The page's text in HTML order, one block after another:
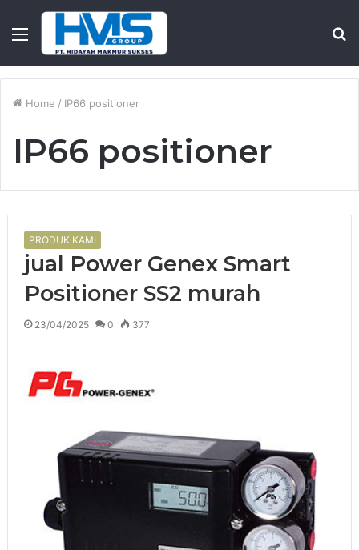
Menu
Home / IP66 positioner
IP66 positioner
PRODUK KAMI
jual Power Genex Smart
Positioner SS2 murah
23/04/2025 0 377